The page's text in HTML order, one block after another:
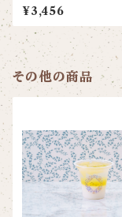
¥3,456
その他の商品